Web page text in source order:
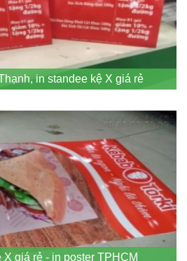
in standee kệ X giá rẻ
X giá rẻ - in poster TPHCM